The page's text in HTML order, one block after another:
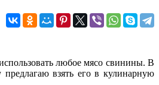
любое мясо свинины. В
взять его в кулинарную